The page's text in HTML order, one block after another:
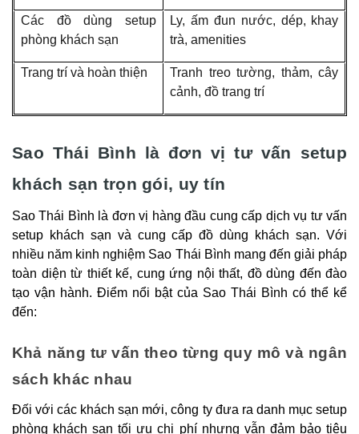
Các đồ dùng setup
phòng khách sạn
Ly, ấm đun nước, dép, khay
trà, amenities
Trang trí và hoàn thiện
Tranh treo tường, thảm, cây
cảnh, đồ trang trí
Sao Thái Bình là đơn vị tư vấn setup
khách sạn trọn gói, uy tín
Sao Thái Bình là đơn vị hàng đầu cung cấp dịch vụ tư vấn
setup khách sạn và cung cấp đồ dùng khách sạn. Với
nhiều năm kinh nghiệm Sao Thái Bình mang đến giải pháp
toàn diện từ thiết kế, cung ứng nội thất, đồ dùng đến đào
tạo vận hành. Điểm nổi bật của Sao Thái Bình có thể kể
đến:
Khả năng tư vấn theo từng quy mô và ngân
sách khác nhau
Đối với các khách sạn mới, công ty đưa ra danh mục setup
phòng khách sạn tối ưu chi phí nhưng vẫn đảm bảo tiêu